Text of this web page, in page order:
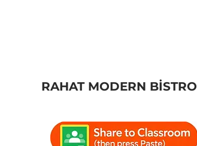
RAHAT MODERN BİSTRO